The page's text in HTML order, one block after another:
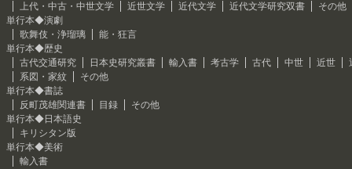
上代・中古・中世文学
近世文学 近代文学 近代文学研究双書
その他
単行本◆演劇
歌舞伎・浄瑠璃
能・狂言
単行本◆歴史
古代交通研究
日本史研究叢書 輸入書 考古学 古代 中世 近世
系図・家紋
その他
単行本◆書誌
反町茂雄関連書
目録
その他
単行本◆日本語史
キリシタン版
単行本◆美術
輸入書